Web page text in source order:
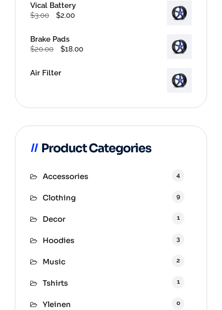
Vical Battery
$3.00
Alkuperäinen
oli:
$3.00.
$2.00Nykyinen
Brake Pads
$20.00
Alkuperäinen
$18.00Nykyinen
Air Filter
Product Categories
Accessories 4
Clothing 9
Decor 1
Hoodies 3
Music 2
Tshirts 1
Yleinen 0